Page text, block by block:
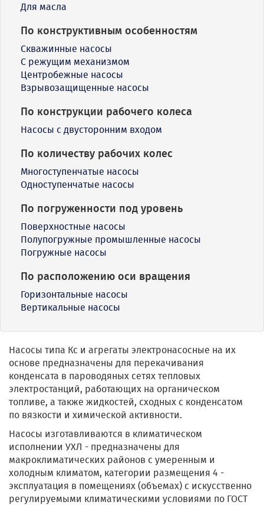
Для масла
По конструктивным особенностям
Скважинные насосы
С режущим механизмом
Центробежные насосы
Взрывозащищенные насосы
По конструкции рабочего колеса
Насосы с двусторонним входом
По количеству рабочих колес
Многоступенчатые насосы
Одноступенчатые насосы
По погруженности под уровень
Поверхностные насосы
Полупогружные промышленные насосы
Погружные насосы
По расположению оси вращения
Горизонтальные насосы
Вертикальные насосы
Насосы типа Кс и агрегаты электронасосные на их
основе предназначены для перекачивания
конденсата в пароводяных сетях тепловых
электростанций, работающих на органическом
топливе, а также жидкостей, сходных с конденсатом
по вязкости и химической активности.
Насосы изготавливаются в климатическом
исполнении УХЛ - предназначены для
макроклиматических районов с умеренным и
холодным климатом, категории размещения 4 -
эксплуатация в помещениях (объемах) с искусственно
регулируемыми климатическими условиями по ГОСТ